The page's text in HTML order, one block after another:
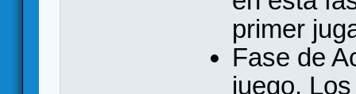
primer
Fase de
juego.